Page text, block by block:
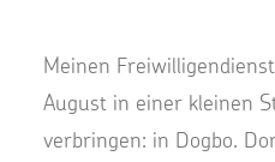
Meinen
August in einer kleinen
verbringen: in Dogbo.